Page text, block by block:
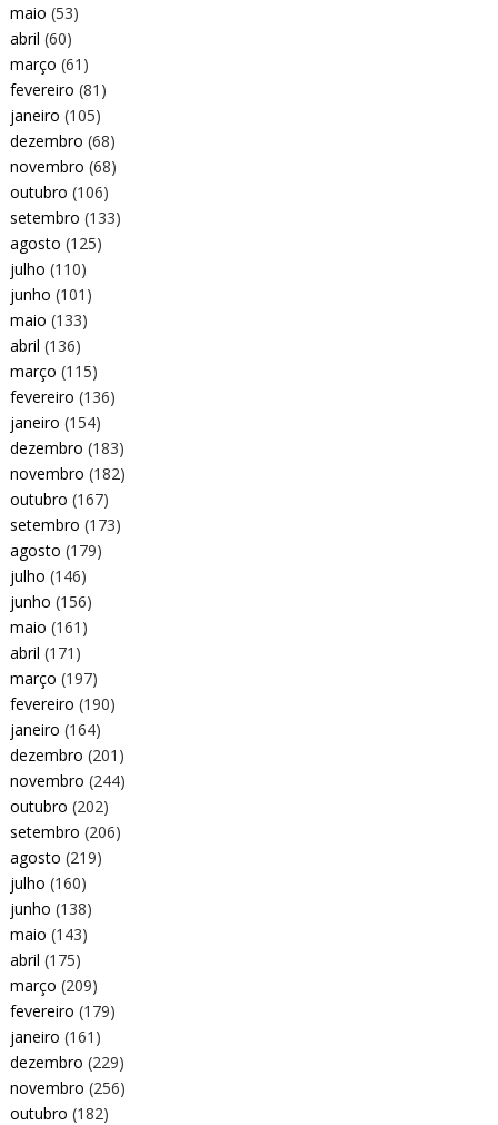
maio (53)
abril (60)
março (61)
fevereiro (81)
janeiro (105)
dezembro (68)
novembro (68)
outubro (106)
setembro (133)
agosto (125)
julho (110)
junho (101)
maio (133)
abril (136)
março (115)
fevereiro (136)
janeiro (154)
dezembro (183)
novembro (182)
outubro (167)
setembro (173)
agosto (179)
julho (146)
junho (156)
maio (161)
abril (171)
março (197)
fevereiro (190)
janeiro (164)
dezembro (201)
novembro (244)
outubro (202)
setembro (206)
agosto (219)
julho (160)
junho (138)
maio (143)
abril (175)
março (209)
fevereiro (179)
janeiro (161)
dezembro (229)
novembro (256)
outubro (182)